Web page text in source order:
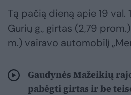
Tą pačią dieną apie 19 val.
Gurių g., girtas (2,79
m.) vairavo automobilį
Gaudynės Mažeikių
pabėgti girtas ir be